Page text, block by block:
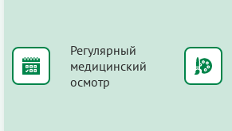
Регулярный
медицинский
осмотр